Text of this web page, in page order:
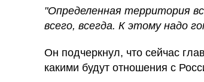
"Определенная территория
всего, всегда. К этому надо
Он подчеркнул, что сейчас
какими будут отношения с